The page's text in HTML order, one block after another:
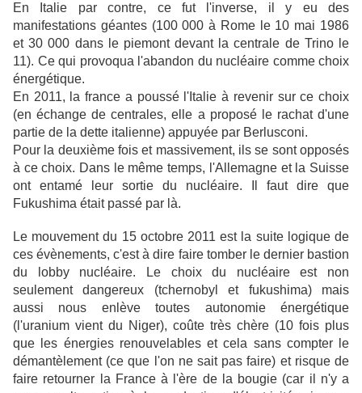
En Italie par contre, ce fut l'inverse, il y eu des
manifestations géantes (100 000 à Rome le 10 mai 1986
et 30 000 dans le piemont devant la centrale de Trino le
11). Ce qui provoqua l'abandon du nucléaire comme choix
énergétique.
En 2011, la france a poussé l'Italie à revenir sur ce choix
(en échange de centrales, elle a proposé le rachat d'une
partie de la dette italienne) appuyée par Berlusconi.
Pour la deuxième fois et massivement, ils se sont opposés
à ce choix. Dans le même temps, l'Allemagne et la Suisse
ont entamé leur sortie du nucléaire. Il faut dire que
Fukushima était passé par là.
Le mouvement du 15 octobre 2011 est la suite logique de
ces évènements, c'est à dire faire tomber le dernier bastion
du lobby nucléaire. Le choix du nucléaire est non
seulement dangereux (tchernobyl et fukushima) mais
aussi nous enlève toutes autonomie énergétique
(l'uranium vient du Niger), coûte très chère (10 fois plus
que les énergies renouvelables et cela sans compter le
démantèlement (ce que l'on ne sait pas faire) et risque de
faire retourner la France à l'ère de la bougie (car il n'y a